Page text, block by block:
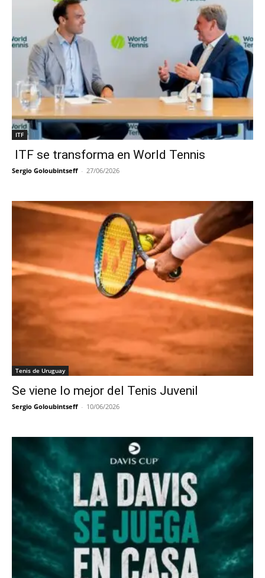
ITF
ITF se transforma en World Tennis
Sergio Goloubintseff - 27/06/2026
Tenis de Uruguay
Se viene lo mejor del Tenis Juvenil
Sergio Goloubintseff - 10/06/2026